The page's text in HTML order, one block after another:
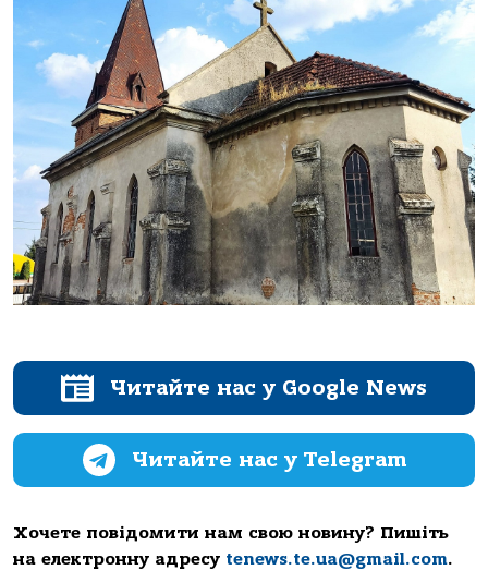
Читайте нас у Google News
Читайте нас у Telegram
Хочете повідомити нам свою новину? Пишіть
на електронну адресу tenews.te.ua@gmail.com.